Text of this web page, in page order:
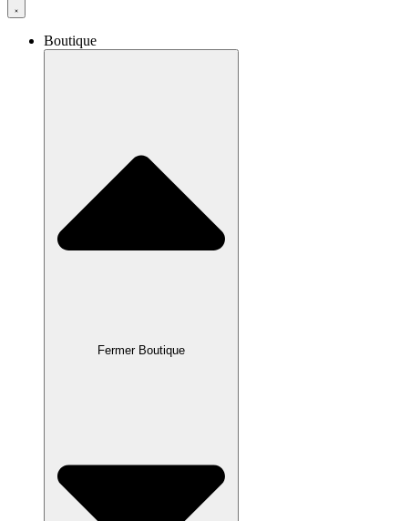
Boutique
Fermer Boutique